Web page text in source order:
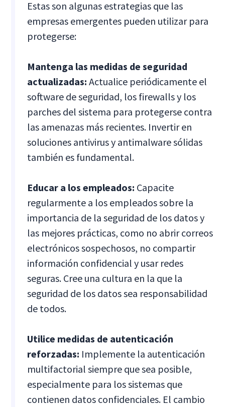
Estas son algunas estrategias que las
empresas emergentes pueden utilizar para
protegerse:
Mantenga las medidas de seguridad
actualizadas:Actualice periódicamente el
software de seguridad, los firewalls y los
parches del sistema para protegerse contra
las amenazas más recientes. Invertir en
soluciones antivirus y antimalware sólidas
también es fundamental.
Educar a los empleados: Capacite
regularmente a los empleados sobre la
importancia de la seguridad de los datos y
las mejores prácticas, como no abrir correos
electrónicos sospechosos, no compartir
información confidencial y usar redes
seguras. Cree una cultura en la que la
seguridad de los datos sea responsabilidad
de todos.
Utilice medidas de autenticación
reforzadas: Implemente la autenticación
multifactorial siempre que sea posible,
especialmente para los sistemas que
contienen datos confidenciales. El cambio